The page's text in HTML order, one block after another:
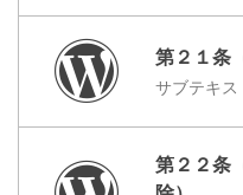
第２１条
サブテキス
第２２条